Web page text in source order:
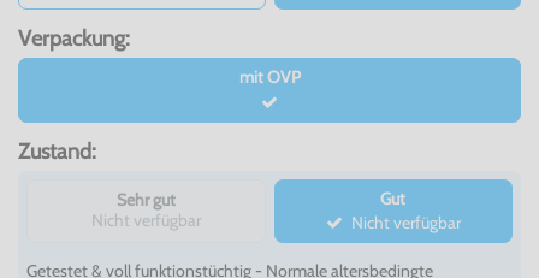
Verpackung:
mit OVP
Zustand:
Sehr gut
Nicht verfügbar
Gut
Nicht verfügbar
Getestet & voll funktionstüchtig - Normale altersbedingte